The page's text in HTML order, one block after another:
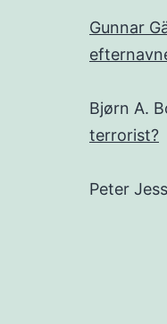
Gunnar
Bjørn A.
terrorist?
Peter